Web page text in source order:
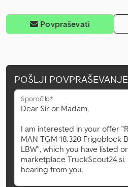
Povpraševati
POŠLJI POVPRAŠEVANJE
Sporočilo*